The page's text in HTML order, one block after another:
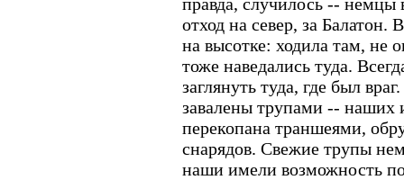
отход на север, за
на высотке: ходила там, не
тоже наведались туда.
заглянуть туда, где был
завалены трупами -- наших
перекопана траншеями,
снарядов. Свежие трупы
наши имели возможность